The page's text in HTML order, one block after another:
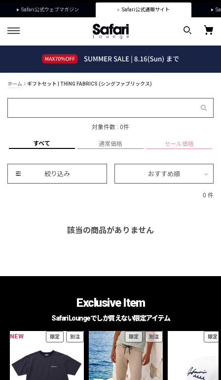
Safari公式ウェブマガジン Safari公式通販サイト
ホーム ギフトセット | THING FABRICS (シングファブリックス)
対象件数 : 0件
すべて 通常価格 セール価格
絞り込み おすすめ順
0 件
該当の商品がありません
Exclusive Item
Safari Loungeでしか買えない限定アイテム
NEW 限定 別注 限定 別注 限定